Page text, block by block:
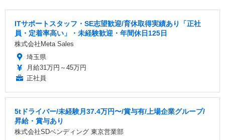
ITサポートスタッフ・SE志望歓迎/育休取得実績あり「正社
員・定着率高い」・未経験歓迎・年間休日125日
株式会社Meta Sales
埼玉県
月給31万円～45万円
正社員
5tドライバー/未経験月37.4万円〜/賞与有/上場企業グループ/
昇給・賞与あり
株式会社SDベンディング 東京営業部